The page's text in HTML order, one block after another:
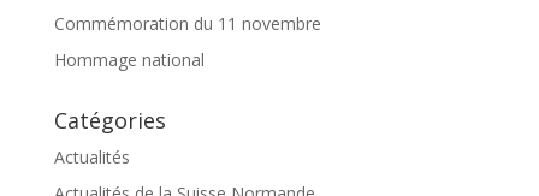
Commémoration du 11 novembre
Hommage national
Catégories
Actualités